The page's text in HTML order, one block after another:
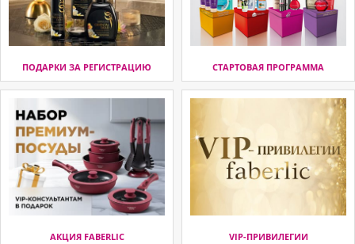
ПОДАРКИ ЗА РЕГИСТРАЦИЮ СТАРТОВАЯ ПРОГРАММА
АКЦИЯ FABERLIC VIP-ПРИВИЛЕГИИ